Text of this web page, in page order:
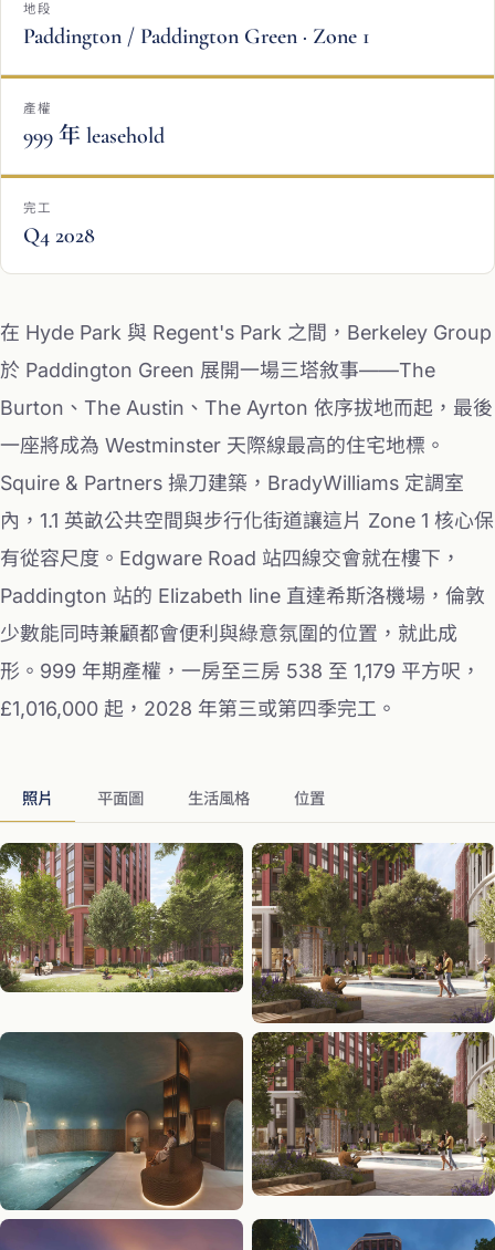
地段
Paddington / Paddington Green · Zone 1
產權
999 年 leasehold
完工
Q4 2028
在 Hyde Park 與 Regent's Park 之間，Berkeley Group
於 Paddington Green 展開一場三塔敘事——The
Burton、The Austin、The Ayrton 依序拔地而起，最後
一座將成為 Westminster 天際線最高的住宅地標。
Squire & Partners 操刀建築，BradyWilliams 定調室
內，1.1 英畝公共空間與步行化街道讓這片 Zone 1 核心保
有從容尺度。Edgware Road 站四線交會就在樓下，
Paddington 站的 Elizabeth line 直達希斯洛機場，倫敦
少數能同時兼顧都會便利與綠意氛圍的位置，就此成
形。999 年期產權，一房至三房 538 至 1,179 平方呎，
£1,016,000 起，2028 年第三或第四季完工。
照片 平面圖 生活風格 位置